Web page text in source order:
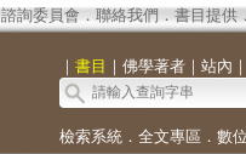
諮詢委員會． 聯絡我們 ． 書目提供．
｜ 書目 ｜ 佛學著者｜ 站內 ｜
檢索系統． 全文專區 ． 數